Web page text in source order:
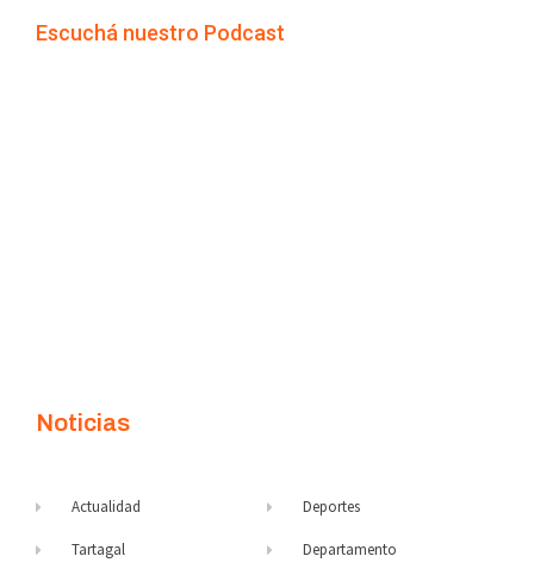
Escuchá nuestro Podcast
Noticias
Actualidad
Tartagal
Deportes
Departamento